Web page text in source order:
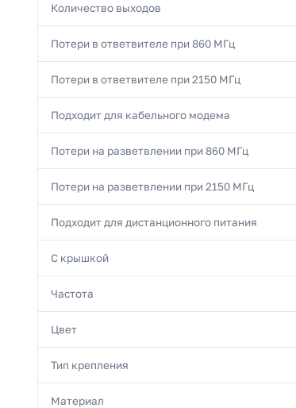
Количество выходов
Потери в ответвителе при 860 МГц
Потери в ответвителе при 2150 МГц
Подходит для кабельного модема
Потери на разветвлении при 860 МГц
Потери на разветвлении при 2150 МГц
Подходит для дистанционного питания
С крышкой
Частота
Цвет
Тип крепления
Материал